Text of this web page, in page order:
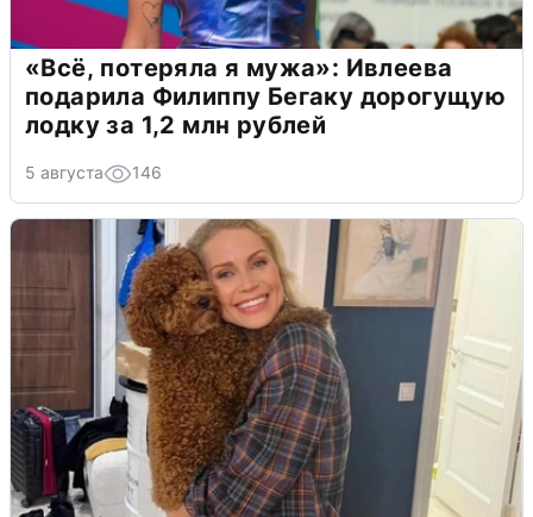
«Всё, потеряла я мужа»: Ивлеева
подарила Филиппу Бегаку дорогущую
лодку за 1,2 млн рублей
5 августа 146